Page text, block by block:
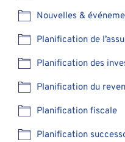
Nouvelles &
Planification de
Planification des
Planification du
Planification fiscale
Planification